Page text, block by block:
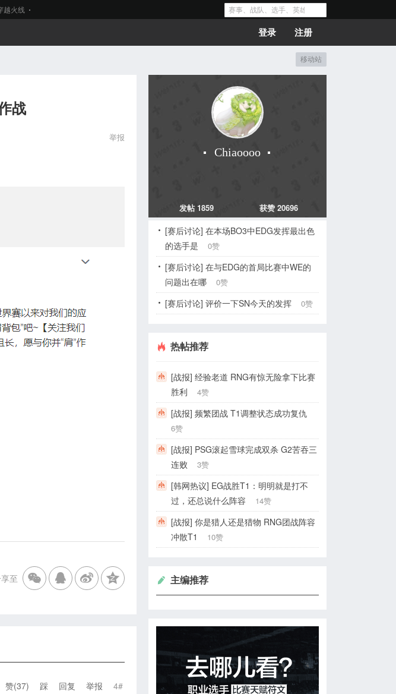
越火线
登录 注册
移动站
战
举报
至
赞(37) 踩 回复 举报 4#
Chiaoooo
发帖 1859 获赞 20696
[赛后讨论] 在本场BO3中EDG发挥最出色
的选手是
0赞
[赛后讨论] 在与EDG的首局比赛中WE的
问题出在哪
0赞
[赛后讨论] 评价一下SN今天的发挥 0赞
热帖推荐
[战报] 经验老道 RNG有惊无险拿下比赛
胜利
4赞
[战报] 频繁团战 T1调整状态成功复仇
6赞
[战报] PSG滚起雪球完成双杀 G2苦吞三
连败
3赞
[韩网热议] EG战胜T1：明明就是打不
过，还总说什么阵容
14赞
[战报] 你是猎人还是猎物 RNG团战阵容
冲散T1
10赞
主编推荐